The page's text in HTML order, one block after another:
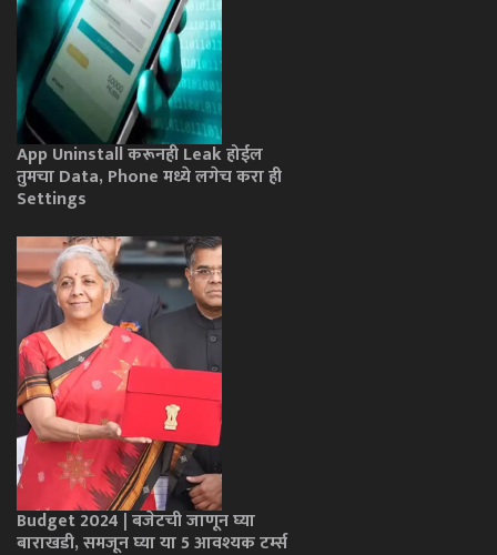
App Uninstall करूनही Leak होईल
तुमचा Data, Phone मध्ये लगेच करा ही
Settings
Budget 2024 | बजेटची जाणून घ्या
बाराखडी, समजून घ्या या 5 आवश्यक टर्म्स